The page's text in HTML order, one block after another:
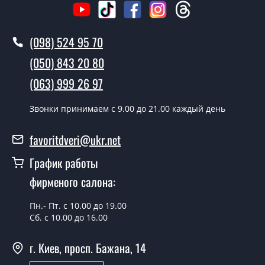
Вызов замерщика-консультанта стоит 500 грн.
Да производим. Монтаж дверных полотен
производится согласно очереди, во все дни кроме
Сколько стоит установка дверей Aero
1800 грн.
Можно на сегодня вызвать
замерщика?
У вас есть в наличии готовые
(098) 524 95 70
(050) 843 20 80
(063) 999 26 97
Звонки принимаем c 9.00 до 21.00 каждый день
favoritdveri@ukr.net
График работы
фирменого салона:
Пн.- Пт. с 10.00 до 19.00
Сб. с 10.00 до 16.00
г. Киев, просп. Бажана, 14